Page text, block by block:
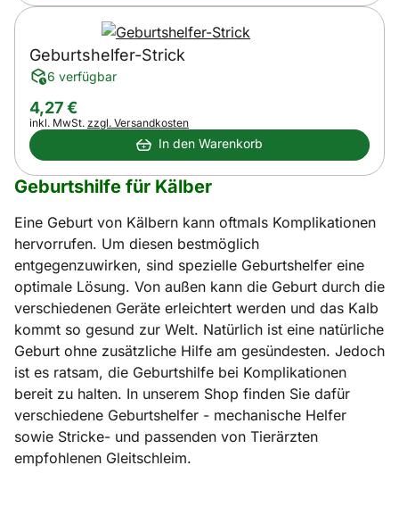
Geburtshelfer-Strick
6 verfügbar
4,27€
Steuerhinweis:
inkl. MwSt. zzgl. Versandkosten
In den Warenkorb
Geburtshilfe für Kälber
Eine Geburt von Kälbern kann oftmals Komplikationen
hervorrufen. Um diesen bestmöglich
entgegenzuwirken, sind spezielle Geburtshelfer eine
optimale Lösung. Von außen kann die Geburt durch die
verschiedenen Geräte erleichtert werden und das Kalb
kommt so gesund zur Welt. Natürlich ist eine natürliche
Geburt ohne zusätzliche Hilfe am gesündesten. Jedoch
ist es ratsam, die Geburtshilfe bei Komplikationen
bereit zu halten. In unserem Shop finden Sie dafür
verschiedene Geburtshelfer - mechanische Helfer
sowie Stricke- und passenden von Tierärzten
empfohlenen Gleitschleim.